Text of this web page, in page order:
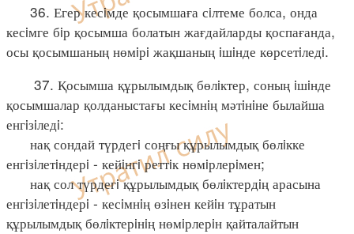
36. Егер кесiмде қосымшаға сiлтеме болса, онда
кесiмге бiр қосымша болатын жағдайларды қоспағанда,
осы қосымшаның нөмiрi жақшаның iшiнде көрсетiледi.
37. Қосымша құрылымдық бөлiктер, соның iшiнде
қосымшалар қолданыстағы кесiмнiң мәтiнiне былайша
енгiзiледi:
нақ сондай түрдегi соңғы құрылымдық бөлiкке
енгiзiлетiндерi - кейiнгi реттiк нөмiрлерiмен;
нақ сол түрдегi құрылымдық бөлiктердiң арасына
енгiзiлетiндерi - кесiмнiң өзiнен кейiн тұратын
құрылымдық бөлiктерiнiң нөмiрлерiн қайталайтын